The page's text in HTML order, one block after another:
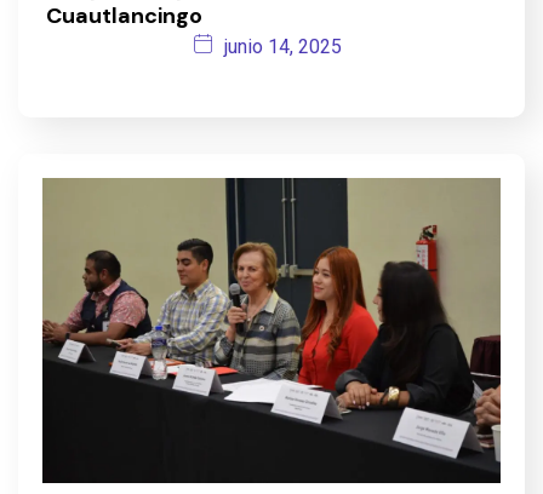
Cuautlancingo
junio 14, 2025